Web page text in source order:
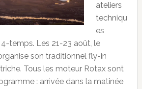
ateliers
techniqu
es
temps. Les 21-23 août, le
son traditionnel fly-in
Tous les moteur Rotax sont
: arrivée dans la matinée